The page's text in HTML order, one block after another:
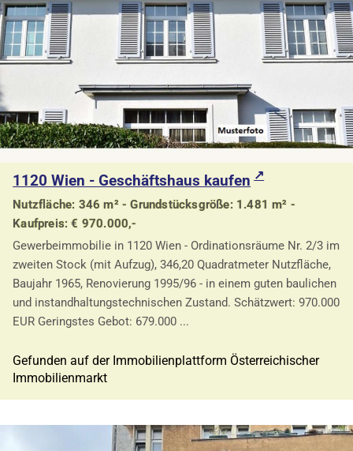
1120 Wien - Geschäftshaus kaufen
Nutzfläche: 346 m² - Grundstücksgröße: 1.481 m² -
Kaufpreis: € 970.000,-
Gewerbeimmobilie in 1120 Wien - Ordinationsräume Nr. 2/3 im
zweiten Stock (mit Aufzug), 346,20 Quadratmeter Nutzfläche,
Baujahr 1965, Renovierung 1995/96 - in einem guten baulichen
und instandhaltungstechnischen Zustand. Schätzwert: 970.000
EUR Geringstes Gebot: 679.000 ...
Gefunden auf der Immobilienplattform Österreichischer
Immobilienmarkt